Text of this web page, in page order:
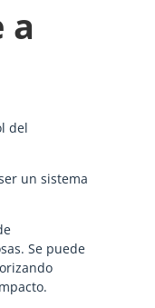
a
del
un sistema
Se puede